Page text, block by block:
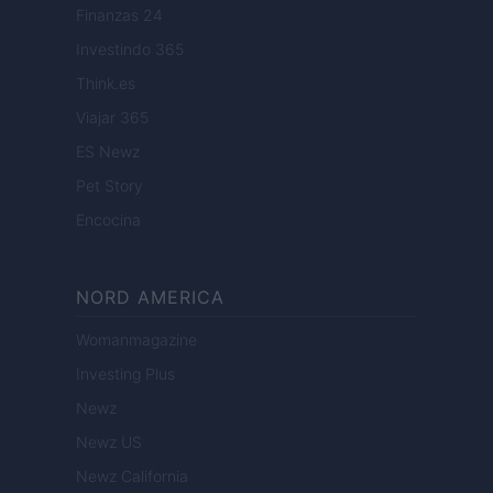
Finanzas 24
Investindo 365
Think.es
Viajar 365
ES Newz
Pet Story
Encocina
NORD AMERICA
Womanmagazine
Investing Plus
Newz
Newz US
Newz California